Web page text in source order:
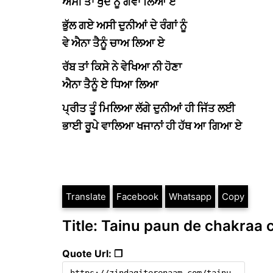
ਭੁੱਲ ਗਏ ਅਸੀ ਦੁਨੀਆਂ ਦੇ ਰੰਗਾਂ ਨੂੰ
ਵੇ ਐਨਾ ਤੈਨੂੰ ਚਾਅ ਲਿਆ ਏ
ਰੱਬ ਤਾਂ ਕਿਸੇ ਨੇ ਵੇਖਿਆ ਨੀ ਹੋਣਾ
ਐਨਾ ਤੈਨੂੰ ਏ ਧਿਆ ਲਿਆ
ਪ੍ਰੀਤ ਤੂੰ ਮਿਲਿਆ ਲੱਗੇ ਦੁਨੀਆਂ ਹੀ ਜਿੱਤ ਲਈ
ਭਾਈ ਰੂਪੇ ਵਾਲਿਆ ਖਜਾਨਾਂ ਹੀ ਹੱਥ ਆ ਗਿਆ ਏ
Translate Facebook Whatsapp Copy
Title: Tainu paun de chakraa
Quote Url: ❐